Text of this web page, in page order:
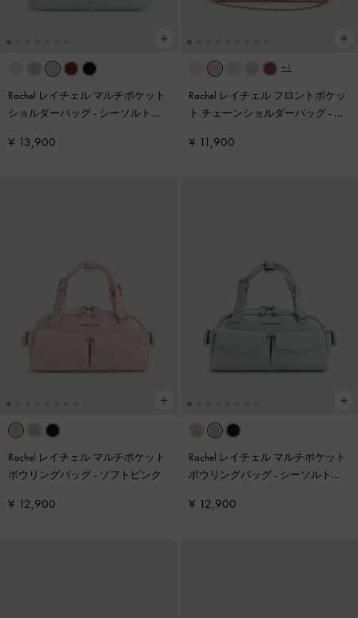
Rachel レイチェル マルチポケット
ショルダーバッグ- シーソルトブ
¥ 13,900
+1
Rachel レイチェル フロントポケッ
ト チェーンショルダーバッグ- ソ
¥ 11,900
Rachel レイチェル マルチポケット
ボウリングバッグ- ソフトピンク
¥ 12,900
Rachel レイチェル マルチポケット
ボウリングバッグ- シーソルトブ
¥ 12,900